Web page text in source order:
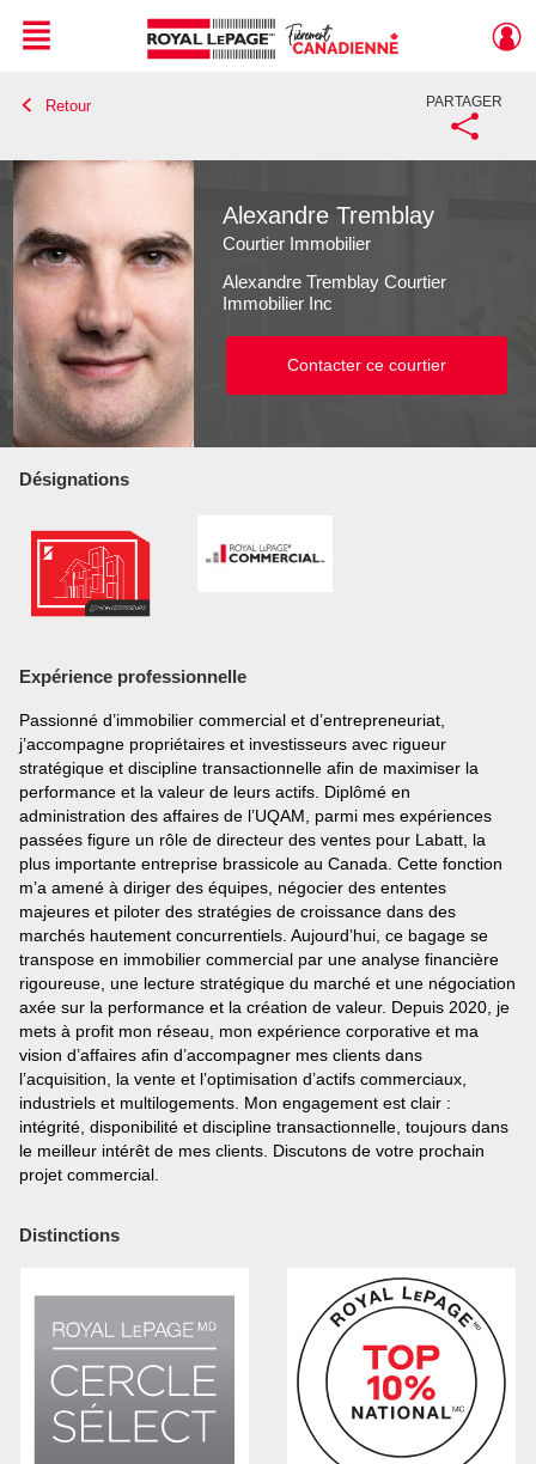
Live
En Direct
Menu
Retour PARTAGER
Alexandre Tremblay
Courtier Immobilier
Alexandre Tremblay Courtier
Immobilier Inc
Contacter ce courtier
Prénom
et
Nom
(Optionnel)
Message
En cliquant sur le bouton « soumettre », vous
consentez à nos conditions d'utilisation et vous nous
Désignations
Expérience professionnelle
Passionné d’immobilier commercial et d’entrepreneuriat,
j’accompagne propriétaires et investisseurs avec rigueur
stratégique et discipline transactionnelle afin de maximiser la
performance et la valeur de leurs actifs. Diplômé en
administration des affaires de l’UQAM, parmi mes expériences
passées figure un rôle de directeur des ventes pour Labatt, la
plus importante entreprise brassicole au Canada. Cette fonction
m’a amené à diriger des équipes, négocier des ententes
majeures et piloter des stratégies de croissance dans des
marchés hautement concurrentiels. Aujourd’hui, ce bagage se
transpose en immobilier commercial par une analyse financière
rigoureuse, une lecture stratégique du marché et une négociation
axée sur la performance et la création de valeur. Depuis 2020, je
mets à profit mon réseau, mon expérience corporative et ma
vision d’affaires afin d’accompagner mes clients dans
l’acquisition, la vente et l’optimisation d’actifs commerciaux,
industriels et multilogements. Mon engagement est clair :
intégrité, disponibilité et discipline transactionnelle, toujours dans
le meilleur intérêt de mes clients. Discutons de votre prochain
projet commercial.
Distinctions